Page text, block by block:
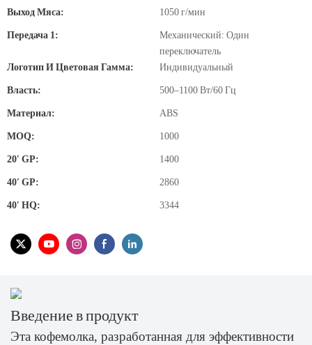
Выход Мяса: 1050 г/мин
Передача 1:
Механический: Один
переключатель
Логотип И Цветовая Гамма:
Индивидуальный
Власть: 500–1100 Вт/60 Гц
Материал: ABS
MOQ: 1000
20′ GP: 1400
40′ GP: 2860
40′ HQ: 3344
Введение в продукт
Эта кофемолка, разработанная для эффективности